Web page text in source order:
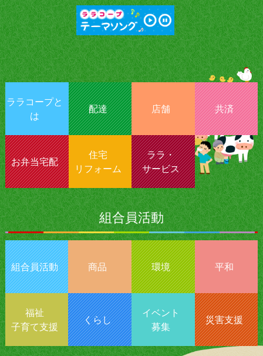
ララコープと
は
配達 店舗 共済
お弁当宅配
住宅
リフォーム
ララ・
サービス
組合員活動
組合員活動 商品 環境 平和
福祉
子育て支援
くらし
イベント
募集
災害支援